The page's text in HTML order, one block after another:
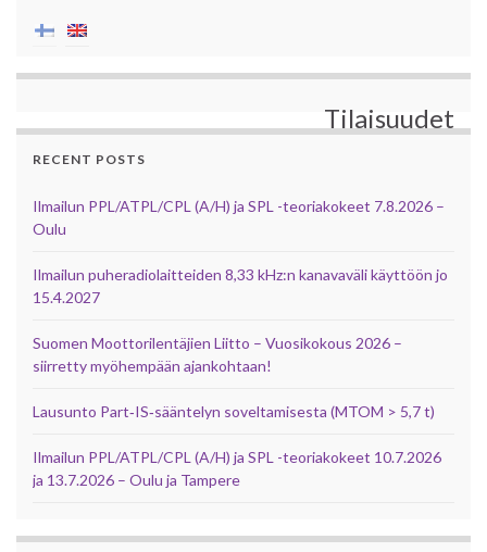
Tilaisuudet
RECENT POSTS
Ilmailun PPL/ATPL/CPL (A/H) ja SPL -teoriakokeet 7.8.2026 –
Oulu
Ilmailun puheradiolaitteiden 8,33 kHz:n kanavaväli käyttöön jo
15.4.2027
Suomen Moottorilentäjien Liitto – Vuosikokous 2026 –
siirretty myöhempään ajankohtaan!
Lausunto Part‑IS‑sääntelyn soveltamisesta (MTOM > 5,7 t)
Ilmailun PPL/ATPL/CPL (A/H) ja SPL -teoriakokeet 10.7.2026
ja 13.7.2026 – Oulu ja Tampere